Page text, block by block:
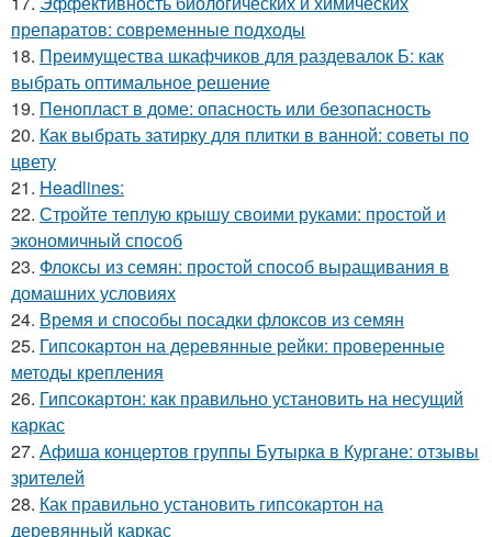
препаратов: современные подходы
18. Преимущества шкафчиков для раздевалок Б: как
выбрать оптимальное решение
19. Пенопласт в доме: опасность или безопасность
20. Как выбрать затирку для плитки в ванной: советы по
цвету
21. Headlines:
22. Стройте теплую крышу своими руками: простой и
экономичный способ
23. Флоксы из семян: простой способ выращивания в
домашних условиях
24. Время и способы посадки флоксов из семян
25. Гипсокартон на деревянные рейки: проверенные
методы крепления
26. Гипсокартон: как правильно установить на несущий
каркас
27. Афиша концертов группы Бутырка в Кургане: отзывы
зрителей
28. Как правильно установить гипсокартон на
деревянный каркас